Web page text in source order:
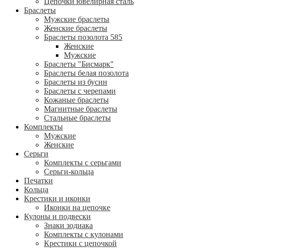
Браслеты
Мужские браслеты
Женские браслеты
Браслеты позолота 585
Женские
Мужские
Браслеты "Бисмарк"
Браслеты белая позолота
Браслеты из бусин
Браслеты с черепами
Кожаные браслеты
Магнитные браслеты
Стальные браслеты
Комплекты
Мужские
Женские
Серьги
Комплекты с серьгами
Серьги-кольца
Печатки
Кольца
Крестики и иконки
Иконки на цепочке
Кулоны и подвески
Знаки зодиака
Комплекты с кулонами
Крестики с цепочкой